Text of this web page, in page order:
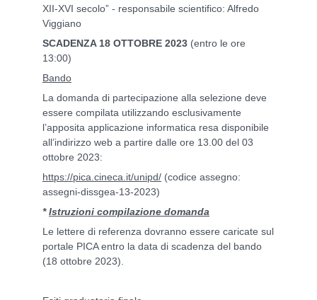
XII-XVI secolo” - responsabile scientifico: Alfredo
Viggiano
SCADENZA 18 OTTOBRE 2023 (entro le ore
13:00)
Bando
La domanda di partecipazione alla selezione deve
essere compilata utilizzando esclusivamente
l’apposita applicazione informatica resa disponibile
all’indirizzo web a partire dalle ore 13.00 del 03
ottobre 2023:
https://pica.cineca.it/unipd/ (codice assegno:
assegni-dissgea-13-2023)
*Istruzioni compilazione domanda
Le lettere di referenza dovranno essere caricate sul
portale PICA entro la data di scadenza del bando
(18 ottobre 2023).